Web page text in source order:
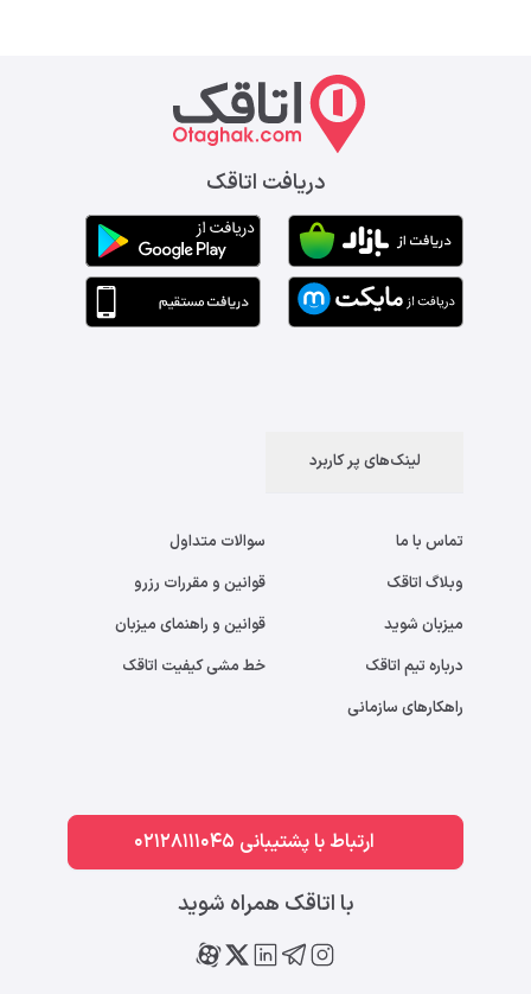
دریافت اتاقک
لینک‌های پر کاربرد
تماس با ما
وبلاگ اتاقک
میزبان شوید
درباره تیم اتاقک
راهکارهای سازمانی
سوالات متداول
قوانین و مقررات رزرو
قوانین و راهنمای میزبان
خط مشی کیفیت اتاقک
ارتباط با پشتیبانی 02128111045
با اتاقک همراه شوید